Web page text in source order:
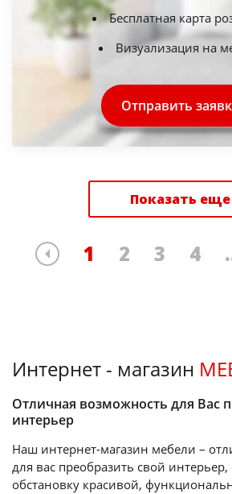
Бесплатная карта
Визуализация на
Отправить
Показать еще
1 2 3 4
Интернет - магазин
Отличная возможность для Вас
интерьер
Наш интернет-магазин мебели –
для вас преобразить свой
обстановку красивой,